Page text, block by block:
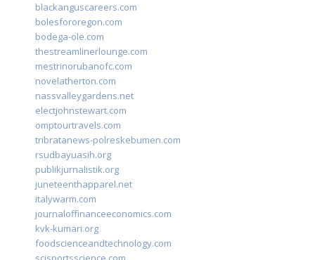
blackanguscareers.com
bolesfororegon.com
bodega-ole.com
thestreamlinerlounge.com
mestrinorubanofc.com
novelatherton.com
nassvalleygardens.net
electjohnstewart.com
omptourtravels.com
tribratanews-polreskebumen.com
rsudbayuasih.org
publikjurnalistik.org
juneteenthapparel.net
italywarm.com
journaloffinanceeconomics.com
kvk-kumari.org
foodscienceandtechnology.com